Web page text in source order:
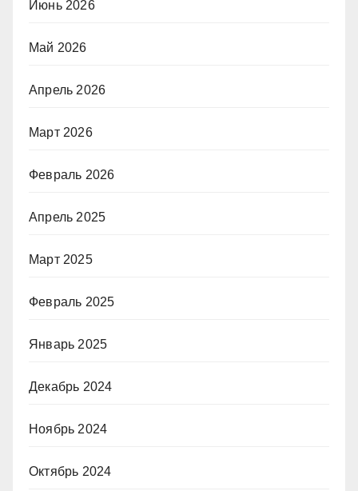
Июнь 2026
Май 2026
Апрель 2026
Март 2026
Февраль 2026
Апрель 2025
Март 2025
Февраль 2025
Январь 2025
Декабрь 2024
Ноябрь 2024
Октябрь 2024